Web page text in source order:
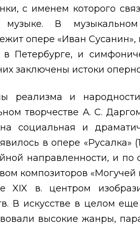
с именем которого
музыке. В
опере «Иван Сусанин»,
в Петербурге, и
заключены истоки
реализма и
творчестве А. С.
социальная и
в опере «Русалка»
направленности, и по
композиторов «Могучей
XIX в. центром
В искусстве в целом
высокие жанры,